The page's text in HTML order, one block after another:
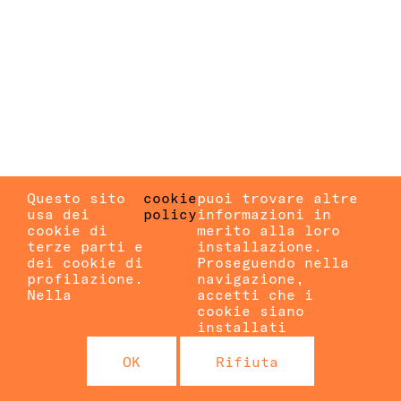
Questo sito
usa dei
cookie di
terze parti e
dei cookie di
profilazione.
Nella
cookie
policy
puoi trovare altre
informazioni in
merito alla loro
installazione.
Proseguendo nella
navigazione,
accetti che i
cookie siano
installati
OK Rifiuta